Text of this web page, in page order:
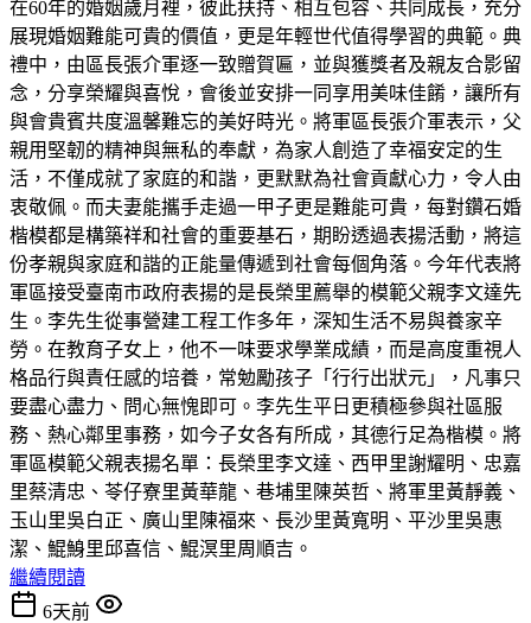
在60年的婚姻歲月裡，彼此扶持、相互包容、共同成長，充分
展現婚姻難能可貴的價值，更是年輕世代值得學習的典範。典
禮中，由區長張介軍逐一致贈賀匾，並與獲獎者及親友合影留
念，分享榮耀與喜悅，會後並安排一同享用美味佳餚，讓所有
與會貴賓共度溫馨難忘的美好時光。將軍區長張介軍表示，父
親用堅韌的精神與無私的奉獻，為家人創造了幸福安定的生
活，不僅成就了家庭的和諧，更默默為社會貢獻心力，令人由
衷敬佩。而夫妻能攜手走過一甲子更是難能可貴，每對鑽石婚
楷模都是構築祥和社會的重要基石，期盼透過表揚活動，將這
份孝親與家庭和諧的正能量傳遞到社會每個角落。今年代表將
軍區接受臺南市政府表揚的是長榮里薦舉的模範父親李文達先
生。李先生從事營建工程工作多年，深知生活不易與養家辛
勞。在教育子女上，他不一味要求學業成績，而是高度重視人
格品行與責任感的培養，常勉勵孩子「行行出狀元」，凡事只
要盡心盡力、問心無愧即可。李先生平日更積極參與社區服
務、熱心鄰里事務，如今子女各有所成，其德行足為楷模。將
軍區模範父親表揚名單：長榮里李文達、西甲里謝耀明、忠嘉
里蔡清忠、苓仔寮里黃華龍、巷埔里陳英哲、將軍里黃靜義、
玉山里吳白正、廣山里陳福來、長沙里黃寬明、平沙里吳惠
潔、鯤鯓里邱喜信、鯤溟里周順吉。
繼續閱讀
6天前